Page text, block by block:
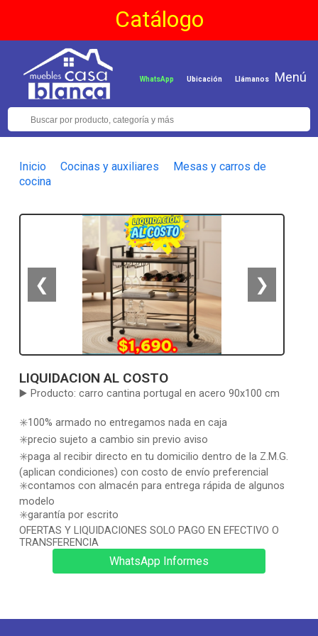
Catálogo
WhatsApp Ubicación Llámanos Menú
Inicio Cocinas y auxiliares
Mesas y carros de
cocina
❮ ❯
LIQUIDACION AL COSTO
▶️ Producto: carro cantina portugal en acero 90x100 cm
✳️100% armado no entregamos nada en caja
✳️precio sujeto a cambio sin previo aviso
✳️paga al recibir directo en tu domicilio dentro de la Z.M.G.
(aplican condiciones) con costo de envío preferencial
✳️contamos con almacén para entrega rápida de algunos
modelo
✳️garantía por escrito
OFERTAS Y LIQUIDACIONES SOLO PAGO EN EFECTIVO O
TRANSFERENCIA
WhatsApp Informes